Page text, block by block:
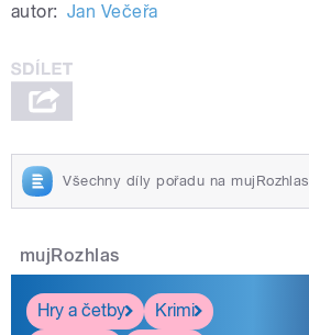
autor: Jan Večeřa
Všechny díly pořadu na mujRozhlas
mujRozhlas
Hry a četby
Krimi